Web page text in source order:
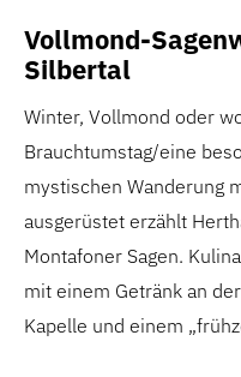
Vollmond-
Silbertal
Winter, Vollmond oder
Brauchtumstag/eine
mystischen Wanderung
ausgerüstet erzählt
Montafoner Sagen.
mit einem Getränk an
Kapelle und einem